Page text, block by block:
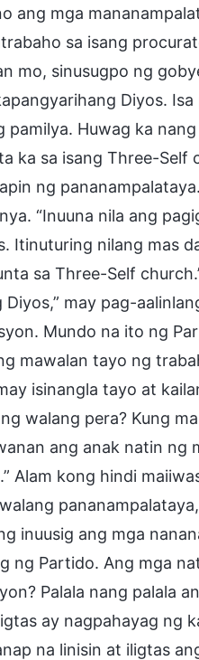
ang mga
sa isang
mo, sinusugpo ng
Diyos.
Huwag ka
ka sa isang Three-Self
ng
“Inuuna nila ang
Itinuturing nilang mas
sa Three-Self
may pag-
Mundo na ito ng
mawalan tayo ng
isinangla tayo at
walang pera? Kung
ang anak natin ng
Alam kong hindi
inuusig ang mga
ng Partido. Ang mga
Palala nang palala
ay nagpahayag ng
na linisin at iligtas